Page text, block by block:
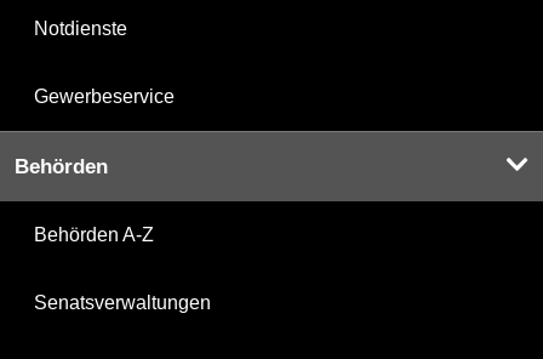
Notdienste
Gewerbeservice
Behörden
Behörden A-Z
Senatsverwaltungen